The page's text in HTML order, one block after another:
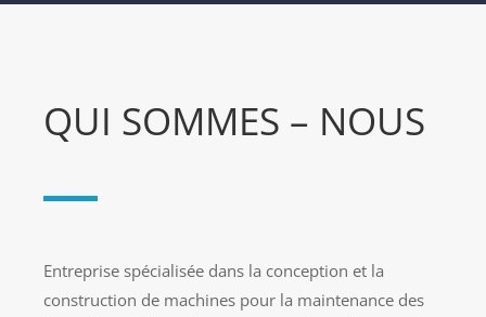
QUI SOMMES – NOUS
Entreprise spécialisée dans la conception et la
construction de machines pour la maintenance des